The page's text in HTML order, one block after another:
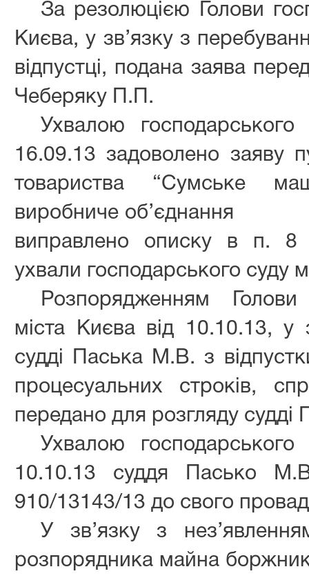
За резолюцією Голови
Києва, у зв’язку з
відпустці, подана заява
Чеберяку П.П.
Ухвалою
16.09.13 задоволено заяву
товариства “Сумське
виробниче об’єднання
виправлено описку в п. 8
ухвали господарського суду
Розпорядженням
міста Києва від 10.10.13, у
судді Паська М.В. з
процесуальних строків,
передано для розгляду
Ухвалою
10.10.13 суддя Пасько
910/13143/13 до свого
У зв’язку з
розпорядника майна